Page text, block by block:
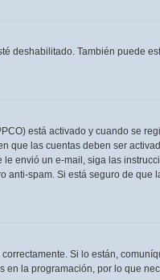
deshabilitado. También puede
está activado y cuando se
que las cuentas deben ser
envió un e-mail, siga las
anti-spam. Si está seguro de que
Si lo están,
en la programación, por lo que